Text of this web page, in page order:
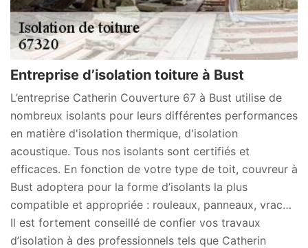
Entreprise d’isolation toiture à Bust
L’entreprise Catherin Couverture 67 à Bust utilise de
nombreux isolants pour leurs différentes performances
en matière d'isolation thermique, d'isolation
acoustique. Tous nos isolants sont certifiés et
efficaces. En fonction de votre type de toit, couvreur à
Bust adoptera pour la forme d’isolants la plus
compatible et appropriée : rouleaux, panneaux, vrac…
Il est fortement conseillé de confier vos travaux
d’isolation à des professionnels tels que Catherin